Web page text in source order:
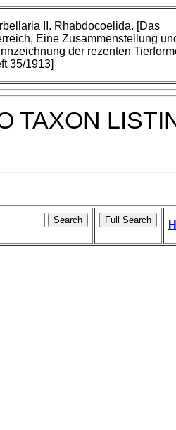
II. Rhabdocoelida. [Das
Eine Zusammenstellung
der rezenten
35/1913]
TAXON